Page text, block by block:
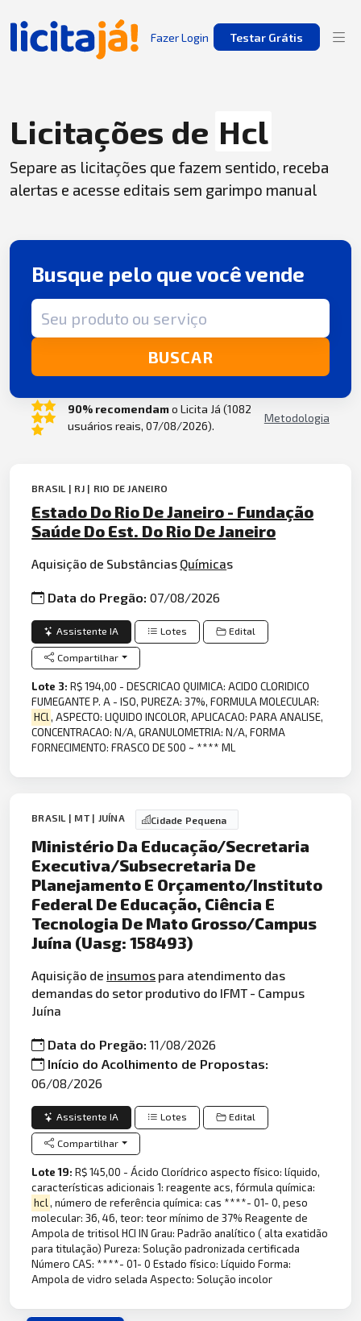
Fazer Login Testar Grátis
Licitações de Hcl
Separe as licitações que fazem sentido, receba
alertas e acesse editais sem garimpo manual
Busque pelo que você vende
Termo de busca
BUSCAR
90% recomendamo Licita Já (1082
usuários reais, 07/08/2026).
Metodologia
BRASIL | RJ | RIO DE JANEIRO
Estado Do Rio De Janeiro - Fundação
Saúde Do Est. Do Rio De Janeiro
Aquisição de Substâncias Químicas
Data do Pregão:07/08/2026
Assistente IA Lotes Edital
Compartilhar
Lote 3:R$ 194,00 - DESCRICAO QUIMICA: ACIDO CLORIDICO
FUMEGANTE P. A - ISO, PUREZA: 37%, FORMULA MOLECULAR:
HCl, ASPECTO: LIQUIDO INCOLOR, APLICACAO: PARA ANALISE,
CONCENTRACAO: N/A, GRANULOMETRIA: N/A, FORMA
FORNECIMENTO: FRASCO DE 500 ~ **** ML
BRASIL | MT | JUÍNA Cidade Pequena
Ministério Da Educação/Secretaria
Executiva/Subsecretaria De
Planejamento E Orçamento/Instituto
Federal De Educação, Ciência E
Tecnologia De Mato Grosso/Campus
Juína (Uasg: 158493)
Aquisição de insumos para atendimento das
demandas do setor produtivo do IFMT - Campus
Juína
Data do Pregão:11/08/2026
Início do Acolhimento de Propostas:
06/08/2026
Assistente IA Lotes Edital
Compartilhar
Lote 19:R$ 145,00 - Ácido Clorídrico aspecto físico: líquido,
características adicionais 1: reagente acs, fórmula química:
hcl, número de referência química: cas ****- 01- 0, peso
molecular: 36, 46, teor: teor mínimo de 37% Reagente de
Ampola de tritisol HCI IN Grau: Padrão analítico ( alta exatidão
para titulação) Pureza: Solução padronizada certificada
Número CAS: ****- 01- 0 Estado físico: Líquido Forma:
Ampola de vidro selada Aspecto: Solução incolor